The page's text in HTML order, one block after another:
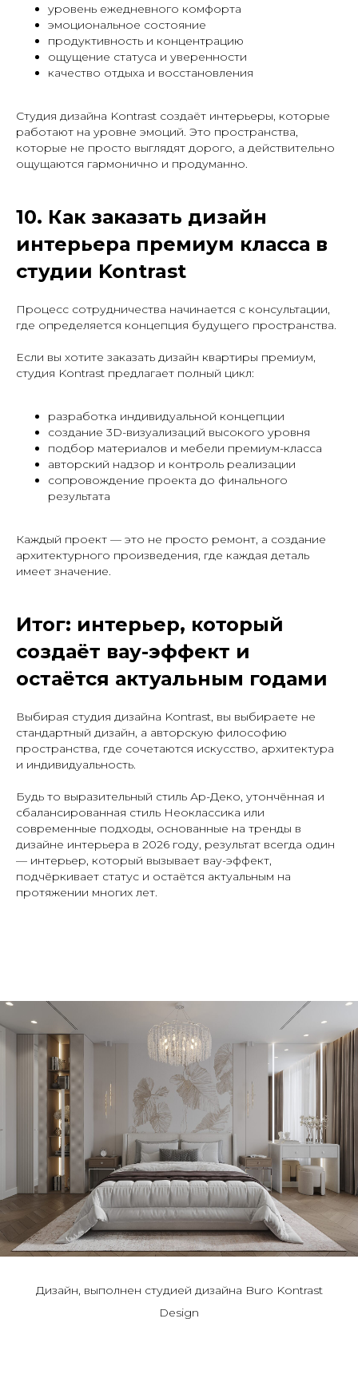
уровень ежедневного комфорта
эмоциональное состояние
продуктивность и концентрацию
ощущение статуса и уверенности
качество отдыха и восстановления
Студия дизайна Kontrast создаёт интерьеры, которые
работают на уровне эмоций. Это пространства,
которые не просто выглядят дорого, а действительно
ощущаются гармонично и продуманно.
10. Как заказать дизайн
интерьера премиум класса в
студии Kontrast
Процесс сотрудничества начинается с консультации,
где определяется концепция будущего пространства.
Если вы хотите заказать дизайн квартиры премиум,
студия Kontrast предлагает полный цикл:
разработка индивидуальной концепции
создание 3D-визуализаций высокого уровня
подбор материалов и мебели премиум-класса
авторский надзор и контроль реализации
сопровождение проекта до финального
результата
Каждый проект — это не просто ремонт, а создание
архитектурного произведения, где каждая деталь
имеет значение.
Итог: интерьер, который
создаёт вау-эффект и
остаётся актуальным годами
Выбирая студия дизайна Kontrast, вы выбираете не
стандартный дизайн, а авторскую философию
пространства, где сочетаются искусство, архитектура
и индивидуальность.
Будь то выразительный стиль Ар-Деко, утончённая и
сбалансированная стиль Неоклассика или
современные подходы, основанные на тренды в
дизайне интерьера в 2026 году, результат всегда один
— интерьер, который вызывает вау-эффект,
подчёркивает статус и остаётся актуальным на
протяжении многих лет.
Дизайн, выполнен студией дизайна Buro Kontrast
Design